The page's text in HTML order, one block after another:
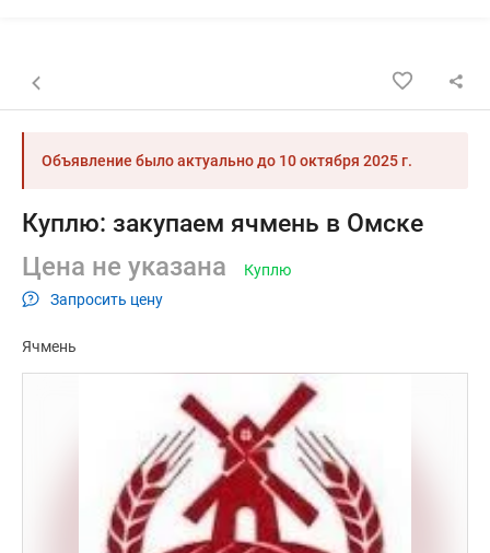
Назад к списку объявлений
Объявление было актуально до 10 октября 2025 г.
Куплю: закупаем ячмень в Омске
Цена не указана
Запросить цену
Куплю
Ячмень